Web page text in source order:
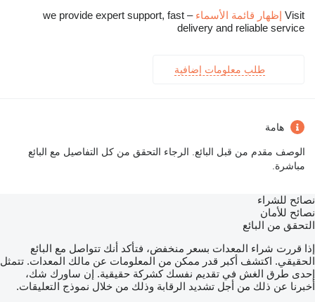
Visit إظهار قائمة الأسماء
– we provide expert support, fast
delivery and reliable service
طلب معلومات إضافية
هامة
الوصف مقدم من قبل البائع. الرجاء التحقق من كل التفاصيل مع البائع
مباشرة.
نصائح للشراء
نصائح للأمان
التحقق من البائع
إذا قررت شراء المعدات بسعر منخفض، فتأكد أنك تتواصل مع البائع
الحقيقي. اكتشف أكبر قدر ممكن من المعلومات عن مالك المعدات. تتمثل
إحدى طرق الغش في تقديم نفسك كشركة حقيقية. إن ساورك شك،
أخبرنا عن ذلك من أجل تشديد الرقابة وذلك من خلال نموذج التعليقات.